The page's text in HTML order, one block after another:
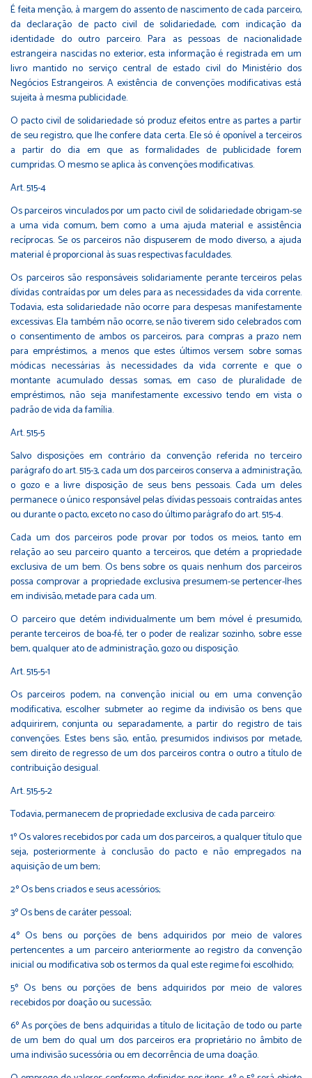
É feita menção, à margem do assento de nascimento de cada parceiro,
da declaração de pacto civil de solidariedade, com indicação da
identidade do outro parceiro. Para as pessoas de nacionalidade
estrangeira nascidas no exterior, esta informação é registrada em um
livro mantido no serviço central de estado civil do Ministério dos
Negócios Estrangeiros. A existência de convenções modificativas está
sujeita à mesma publicidade.
O pacto civil de solidariedade só produz efeitos entre as partes a partir
de seu registro, que lhe confere data certa. Ele só é oponível a terceiros
a partir do dia em que as formalidades de publicidade forem
cumpridas. O mesmo se aplica às convenções modificativas.
Art. 515-4
Os parceiros vinculados por um pacto civil de solidariedade obrigam-se
a uma vida comum, bem como a uma ajuda material e assistência
recíprocas. Se os parceiros não dispuserem de modo diverso, a ajuda
material é proporcional às suas respectivas faculdades.
Os parceiros são responsáveis solidariamente perante terceiros pelas
dívidas contraídas por um deles para as necessidades da vida corrente.
Todavia, esta solidariedade não ocorre para despesas manifestamente
excessivas. Ela também não ocorre, se não tiverem sido celebrados com
o consentimento de ambos os parceiros, para compras a prazo nem
para empréstimos, a menos que estes últimos versem sobre somas
módicas necessárias às necessidades da vida corrente e que o
montante acumulado dessas somas, em caso de pluralidade de
empréstimos, não seja manifestamente excessivo tendo em vista o
padrão de vida da família.
Art. 515-5
Salvo disposições em contrário da convenção referida no terceiro
parágrafo do art. 515-3, cada um dos parceiros conserva a administração,
o gozo e a livre disposição de seus bens pessoais. Cada um deles
permanece o único responsável pelas dívidas pessoais contraídas antes
ou durante o pacto, exceto no caso do último parágrafo do art. 515-4.
Cada um dos parceiros pode provar por todos os meios, tanto em
relação ao seu parceiro quanto a terceiros, que detém a propriedade
exclusiva de um bem. Os bens sobre os quais nenhum dos parceiros
possa comprovar a propriedade exclusiva presumem-se pertencer-lhes
em indivisão, metade para cada um.
O parceiro que detém individualmente um bem móvel é presumido,
perante terceiros de boa-fé, ter o poder de realizar sozinho, sobre esse
bem, qualquer ato de administração, gozo ou disposição.
Art. 515-5-1
Os parceiros podem, na convenção inicial ou em uma convenção
modificativa, escolher submeter ao regime da indivisão os bens que
adquirirem, conjunta ou separadamente, a partir do registro de tais
convenções. Estes bens são, então, presumidos indivisos por metade,
sem direito de regresso de um dos parceiros contra o outro a título de
contribuição desigual.
Art. 515-5-2
Todavia, permanecem de propriedade exclusiva de cada parceiro:
1º Os valores recebidos por cada um dos parceiros, a qualquer título que
seja, posteriormente à conclusão do pacto e não empregados na
aquisição de um bem;
2º Os bens criados e seus acessórios;
3º Os bens de caráter pessoal;
4º Os bens ou porções de bens adquiridos por meio de valores
pertencentes a um parceiro anteriormente ao registro da convenção
inicial ou modificativa sob os termos da qual este regime foi escolhido;
5º Os bens ou porções de bens adquiridos por meio de valores
recebidos por doação ou sucessão;
6º As porções de bens adquiridas a título de licitação de todo ou parte
de um bem do qual um dos parceiros era proprietário no âmbito de
uma indivisão sucessória ou em decorrência de uma doação.